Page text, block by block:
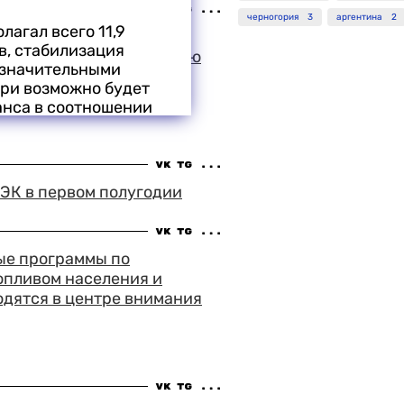
успех на
в Выборге выпал на долю
Говорухина
стрелок"
в первом полугодии
программы по
населения и
в центре внимания
черногория 3 аргентина 2
всего 11,9
стабилизация
возможно будет
в соотношении
меньшей мере, не
понятно всем
закладывается
во сколько
каждая смена